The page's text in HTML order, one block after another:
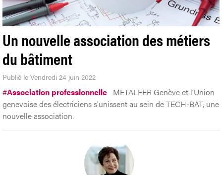
Un nouvelle association des métiers
du bâtiment
Publié le Vendredi 24 juin 2022
#Association professionnelle METALFER Genève et l’Union
genevoise des électriciens s'unissent au sein de TECH-BAT, une
nouvelle association.